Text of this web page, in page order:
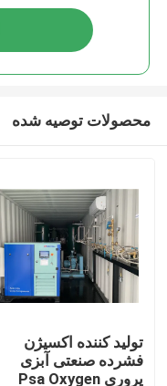
خانه
محصولات توصیه شده
تولید کننده اکسیژن
فشرده صنعتی آبزی
پروری Psa Oxygen